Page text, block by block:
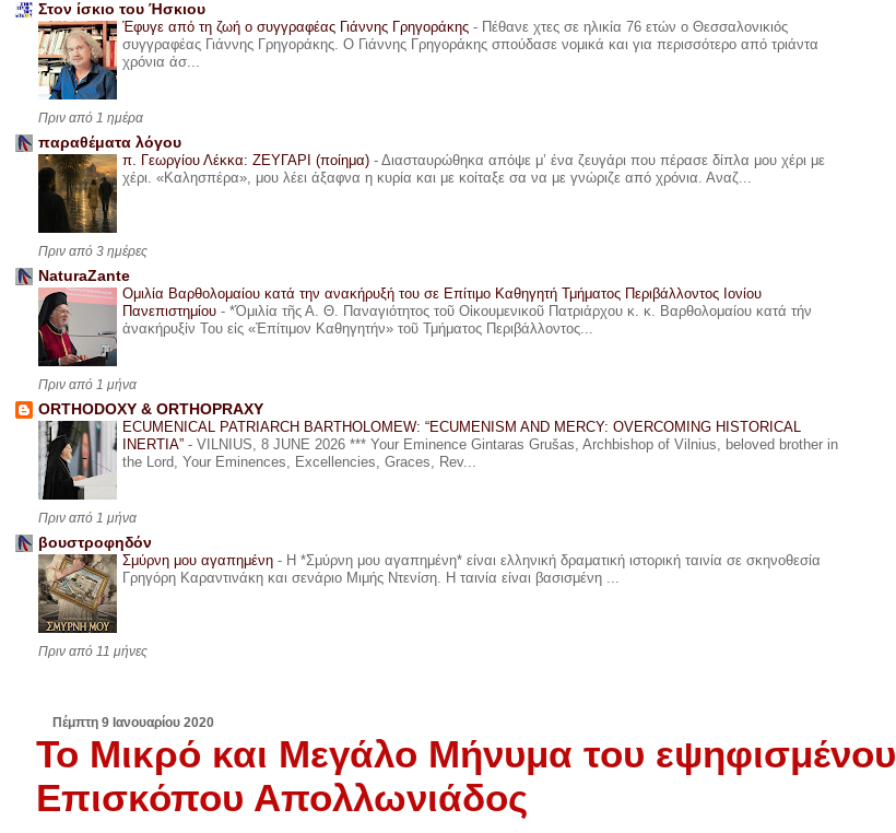
Στον ίσκιο του Ήσκιου
Έφυγε από τη ζωή ο συγγραφέας Γιάννης Γρηγοράκης - Πέθανε χτες σε ηλικία 76 ετών ο Θεσσαλονικιός
συγγραφέας Γιάννης Γρηγοράκης. Ο Γιάννης Γρηγοράκης σπούδασε νομικά και για περισσότερο από τριάντα
χρόνια άσ...
Πριν από 1 ημέρα
παραθέματα λόγου
π. Γεωργίου Λέκκα: ΖΕΥΓΑΡΙ (ποίημα) - Διασταυρώθηκα απόψε μ’ ένα ζευγάρι που πέρασε δίπλα μου χέρι με
χέρι. «Καλησπέρα», μου λέει άξαφνα η κυρία και με κοίταξε σα να με γνώριζε από χρόνια. Αναζ...
Πριν από 3 ημέρες
NaturaZante
Ομιλία Βαρθολομαίου κατά την ανακήρυξή του σε Επίτιμο Καθηγητή Τμήματος Περιβάλλοντος Ιονίου
Πανεπιστημίου - *Ὁμιλία τῆς Α. Θ. Παναγιότητος τοῦ Οἰκουμενικοῦ Πατριάρχου κ. κ. Βαρθολομαίου κατά τήν
ἀνακήρυξίν Του εἰς «Ἐπίτιμον Καθηγητήν» τοῦ Τμήματος Περιβάλλοντος...
Πριν από 1 μήνα
ORTHODOXY & ORTHOPRAXY
ECUMENICAL PATRIARCH BARTHOLOMEW: “ECUMENISM AND MERCY: OVERCOMING HISTORICAL
INERTIA” - VILNIUS, 8 JUNE 2026 *** Your Eminence Gintaras Grušas, Archbishop of Vilnius, beloved brother in
the Lord, Your Eminences, Excellencies, Graces, Rev...
Πριν από 1 μήνα
βουστροφηδόν
Σμύρνη μου αγαπημένη - Η *Σμύρνη μου αγαπημένη* είναι ελληνική δραματική ιστορική ταινία σε σκηνοθεσία
Γρηγόρη Καραντινάκη και σενάριο Μιμής Ντενίση. Η ταινία είναι βασισμένη ...
Πριν από 11 μήνες
Πέμπτη 9 Ιανουαρίου 2020
Το Μικρό και Μεγάλο Μήνυμα του εψηφισμένου
Επισκόπου Απολλωνιάδος